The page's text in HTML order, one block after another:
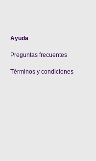
Ayuda
Preguntas frecuentes
Términos y condiciones